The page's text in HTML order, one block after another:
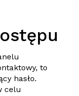
to
hasło.
celu